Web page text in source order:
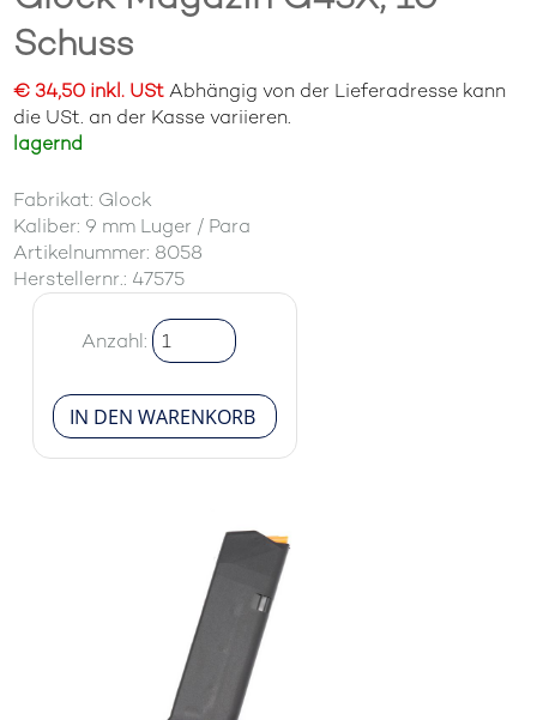
Schuss
€ 34,50 inkl. UStAbhängig von der Lieferadresse kann
die USt. an der Kasse variieren.
lagernd
Fabrikat: Glock
Kaliber: 9 mm Luger / Para
Artikelnummer: 8058
Herstellernr.: 47575
Anzahl: